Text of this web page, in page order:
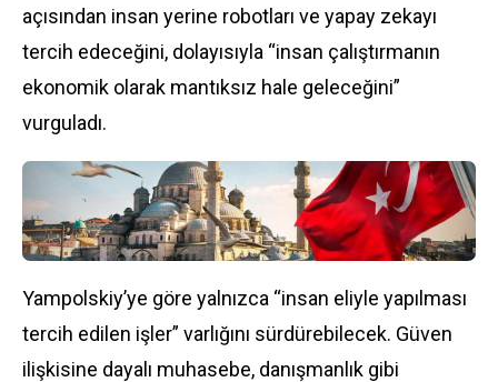
açısından insan yerine robotları ve yapay zekayı
tercih edeceğini, dolayısıyla “insan çalıştırmanın
ekonomik olarak mantıksız hale geleceğini”
vurguladı.
Yampolskiy’ye göre yalnızca “insan eliyle yapılması
tercih edilen işler” varlığını sürdürebilecek. Güven
ilişkisine dayalı muhasebe, danışmanlık gibi